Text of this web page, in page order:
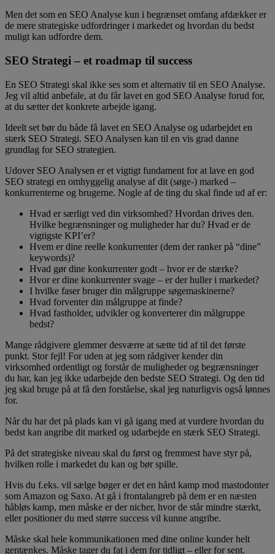
Men det som en SEO Analyse kun i begrænset omfang afdækker er
de mere strategiske udfordringer i markedet og hvordan du bedst
muligt kan udfordre dem.
SEO Strategi – et roadmap til success
En SEO Strategi skal ikke ses som et alternativ til en SEO Analyse.
Jeg vil altid anbefale, at du får lavet en god SEO Analyse forud for,
at du sætter det konkrete arbejde igang.
Ideelt set bør du både få lavet en SEO Analyse og udarbejdet en
stærk SEO Strategi. SEO Analysen kan til en vis grad danne
grundlag for SEO strategien.
Udover SEO Analysen er et vigtigt fundament for at lave en god
SEO strategi en omhyggelig analyse af dit (søge-) marked –
konkurrenterne og brugerne. Nogle af de ting du skal finde ud af er:
Hvad er særligt ved din virksomhed? Hvordan drives den.
Hvilke begrænsninger og muligheder har du? Hvad er de
vigtigste KPI’er?
Hvem er dine reelle konkurrenter (dem der ranker på “dine”
keywords)?
Hvad gør dine konkurrenter godt – hvor er de stærke?
Hvor er dine konkurrenter svage – er der huller i markedet?
I hvilke faser bruger din målgruppe søgemaskinerne?
Hvad forventer din målgruppe at finde?
Hvad fastholder, udvikler og konverterer din målgruppe
bedst?
Mange rådgivere glemmer desværre at sætte tid af til det første
punkt. Stor fejl! For uden at jeg som rådgiver kender din
virksomhed ordentligt og forstår de muligheder og begrænsninger
du har, kan jeg ikke udarbejde den bedste SEO Strategi. Og den tid
jeg skal bruge på at få den forståelse, skal jeg naturligvis også lønnes
for.
Når du har det på plads kan vi gå igang med at vurdere hvordan du
bedst kan angribe dit marked og udarbejde en stærk SEO Strategi.
På det strategiske niveau skal du først og fremmest have styr på,
hvilken rolle i markedet du kan og bør spille.
Hvis du f.eks. vil sælge bøger er det en hård kamp mod mastodonter
som Amazon og Saxo. At gå i frontalangreb på dem er en næsten
håbløs kamp, men måske er der nicher, hvor de står mindre stærkt,
eller positioner du med større success vil kunne angribe.
Måske skal hele kommunikationen med dine online kunder helt
gentænkes. Måske tager du fat i dem for tidligt – eller for sent.